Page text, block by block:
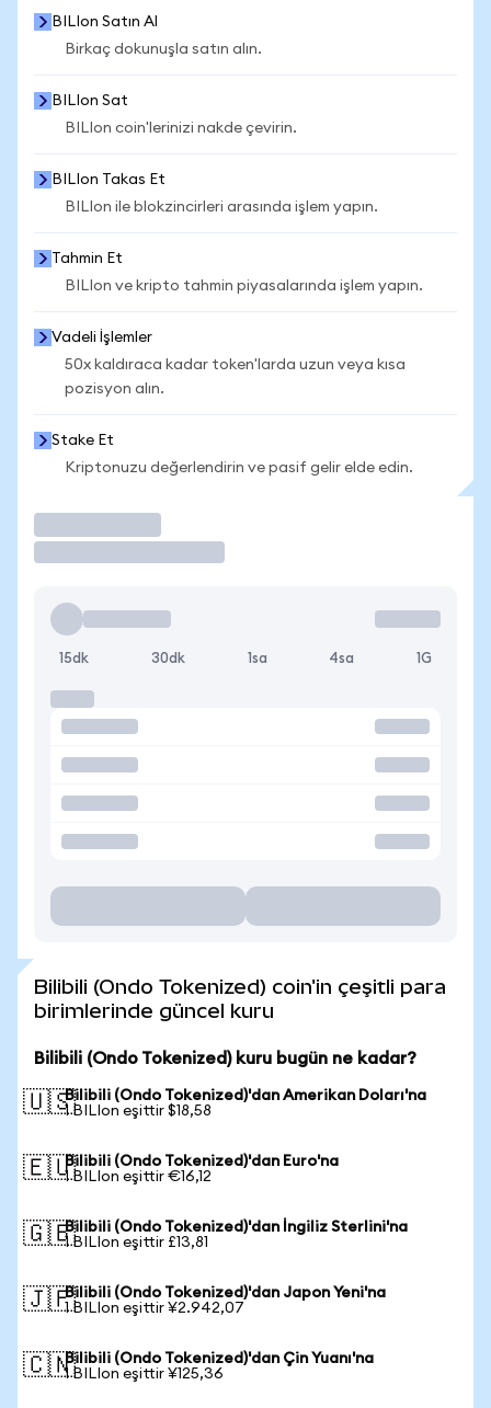
BILIon Satın Al
Birkaç dokunuşla satın alın.
BILIon Sat
BILIon coin'lerinizi nakde çevirin.
BILIon Takas Et
BILIon ile blokzincirleri arasında işlem yapın.
Tahmin Et
BILIon ve kripto tahmin piyasalarında işlem yapın.
Vadeli İşlemler
50x kaldıraca kadar token'larda uzun veya kısa
pozisyon alın.
Stake Et
Kriptonuzu değerlendirin ve pasif gelir elde edin.
15dk 30dk 1sa 4sa 1G
Bilibili (Ondo Tokenized) coin'in çeşitli para
birimlerinde güncel kuru
Bilibili (Ondo Tokenized) kuru bugün ne kadar?
🇺🇸Bilibili (Ondo Tokenized)'dan Amerikan Doları'na
1 BILIon eşittir $18,58
🇪🇺Bilibili (Ondo Tokenized)'dan Euro'na
1 BILIon eşittir €16,12
🇬🇧Bilibili (Ondo Tokenized)'dan İngiliz Sterlini'na
1 BILIon eşittir £13,81
🇯🇵Bilibili (Ondo Tokenized)'dan Japon Yeni'na
1 BILIon eşittir ¥2.942,07
🇨🇳Bilibili (Ondo Tokenized)'dan Çin Yuanı'na
1 BILIon eşittir ¥125,36